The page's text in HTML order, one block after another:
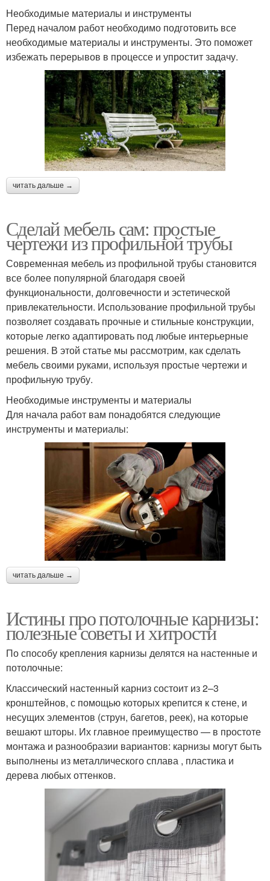
Необходимые материалы и инструменты
Перед началом работ необходимо подготовить все
необходимые материалы и инструменты. Это поможет
избежать перерывов в процессе и упростит задачу.
читать дальше →
Сделай мебель сам: простые
чертежи из профильной трубы
Современная мебель из профильной трубы становится
все более популярной благодаря своей
функциональности, долговечности и эстетической
привлекательности. Использование профильной трубы
позволяет создавать прочные и стильные конструкции,
которые легко адаптировать под любые интерьерные
решения. В этой статье мы рассмотрим, как сделать
мебель своими руками, используя простые чертежи и
профильную трубу.
Необходимые инструменты и материалы
Для начала работ вам понадобятся следующие
инструменты и материалы:
читать дальше →
Истины про потолочные карнизы:
полезные советы и хитрости
По способу крепления карнизы делятся на настенные и
потолочные:
Классический настенный карниз состоит из 2–3
кронштейнов, с помощью которых крепится к стене, и
несущих элементов (струн, багетов, реек), на которые
вешают шторы. Их главное преимущество — в простоте
монтажа и разнообразии вариантов: карнизы могут быть
выполнены из металлического сплава , пластика и
дерева любых оттенков.